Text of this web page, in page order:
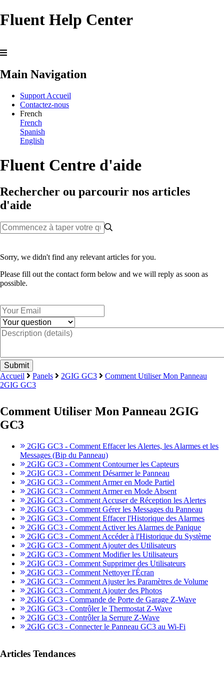
Fluent Help Center
Main Navigation
Support Accueil
Contactez-nous
French
French
Spanish
English
Fluent Centre d'aide
Rechercher ou parcourir nos articles
d'aide
Sorry, we didn't find any relevant articles for you.
Please fill out the contact form below and we will reply as soon as
possible.
Accueil Panels 2GIG GC3
Comment Utiliser Mon Panneau
2GIG GC3
Comment Utiliser Mon Panneau 2GIG
GC3
2GIG GC3 - Comment Effacer les Alertes, les Alarmes et les
Messages (Bip du Panneau)
2GIG GC3 - Comment Contourner les Capteurs
2GIG GC3 - Comment Désarmer le Panneau
2GIG GC3 - Comment Armer en Mode Partiel
2GIG GC3 - Comment Armer en Mode Absent
2GIG GC3 - Comment Accuser de Réception les Alertes
2GIG GC3 - Comment Gérer les Messages du Panneau
2GIG GC3 - Comment Effacer l'Historique des Alarmes
2GIG GC3 - Comment Activer les Alarmes de Panique
2GIG GC3 - Comment Accéder à l'Historique du Système
2GIG GC3 - Comment Ajouter des Utilisateurs
2GIG GC3 - Comment Modifier les Utilisateurs
2GIG GC3 - Comment Supprimer des Utilisateurs
2GIG GC3 - Comment Nettoyer l'Écran
2GIG GC3 - Comment Ajuster les Paramètres de Volume
2GIG GC3 - Comment Ajouter des Photos
2GIG GC3 - Commande de Porte de Garage Z-Wave
2GIG GC3 - Contrôler le Thermostat Z-Wave
2GIG GC3 - Contrôler la Serrure Z-Wave
2GIG GC3 - Connecter le Panneau GC3 au Wi-Fi
Articles Tendances